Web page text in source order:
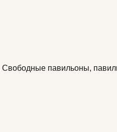
Свободные павильоны,